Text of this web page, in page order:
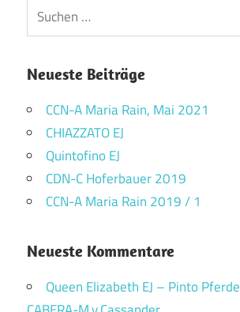
Neueste Beiträge
CCN-A Maria Rain, Mai 2021
CHIAZZATO EJ
Quintofino EJ
CDN-C Hoferbauer 2019
CCN-A Maria Rain 2019 / 1
Neueste Kommentare
Queen Elizabeth EJ – Pinto Pferde